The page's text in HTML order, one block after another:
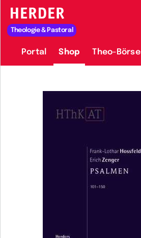
HERDER-MENÜ
Theologie & Pastoral
Portal Shop Theo-Börse